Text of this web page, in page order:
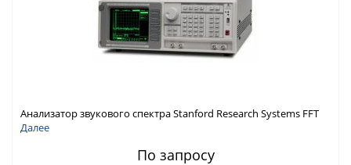
Анализатор звукового спектра Stanford Research Systems FFT
SR770
Далее
По запросу